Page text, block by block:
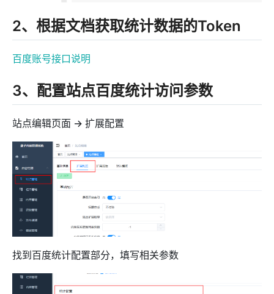
2、根据文档获取统计数据的Token
百度账号接口说明
3、配置站点百度统计访问参数
站点编辑页面 -> 扩展配置
找到百度统计配置部分，填写相关参数